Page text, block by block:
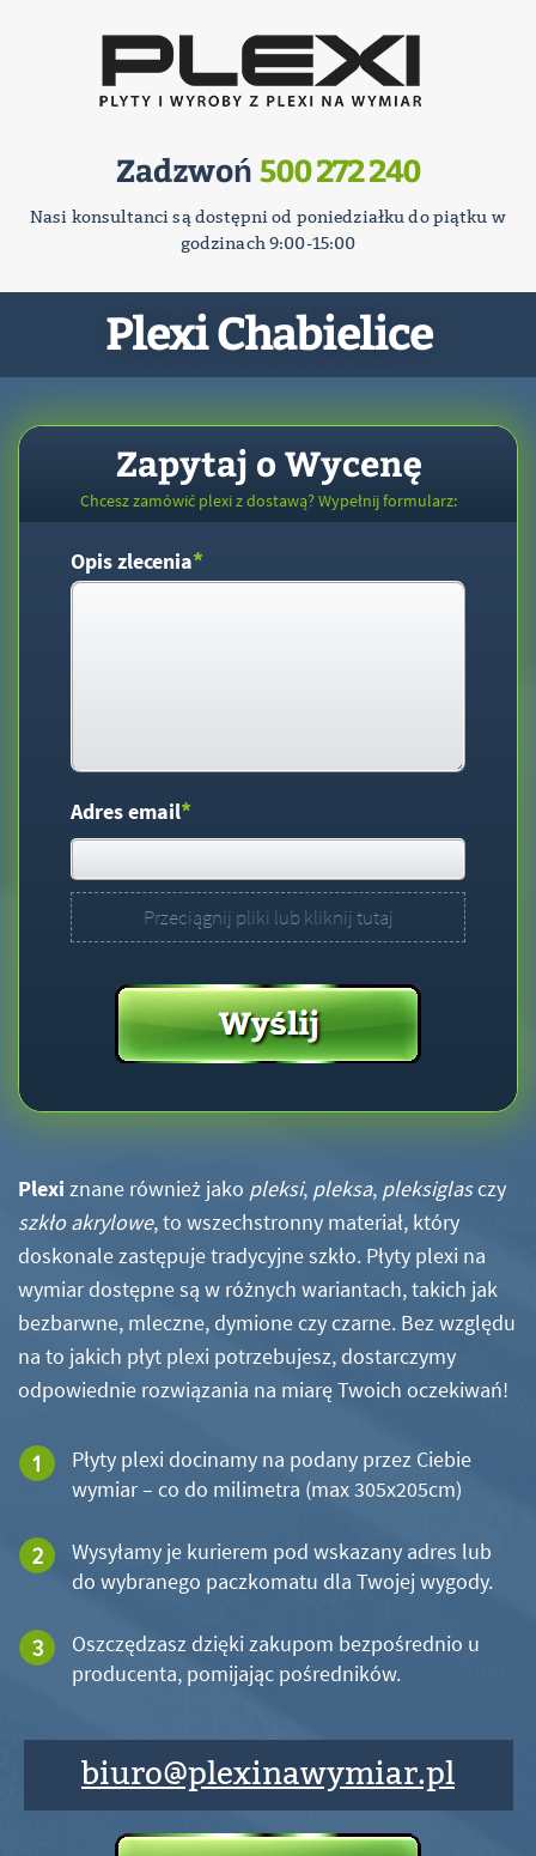
Zadzwoń 500 272 240
Nasi konsultanci są dostępni od poniedziałku do piątku w
godzinach 9:00-15:00
Plexi Chabielice
Zapytaj o Wycenę
Chcesz zamówić plexi z dostawą? Wypełnij formularz:
Opis zlecenia*
Adres email*
Przeciągnij pliki lub kliknij tutaj
Plexi znane również jako pleksi, pleksa, pleksiglasczy
szkło akrylowe, to wszechstronny materiał, który
doskonale zastępuje tradycyjne szkło. Płyty plexi na
wymiar dostępne są w różnych wariantach, takich jak
bezbarwne, mleczne, dymione czy czarne. Bez względu
na to jakich płyt plexi potrzebujesz, dostarczymy
odpowiednie rozwiązania na miarę Twoich oczekiwań!
Płyty plexi docinamy na podany przez Ciebie
wymiar – co do milimetra (max 305x205cm)
Wysyłamy je kurierem pod wskazany adres lub
do wybranego paczkomatu dla Twojej wygody.
Oszczędzasz dzięki zakupom bezpośrednio u
producenta, pomijając pośredników.
biuro@plexinawymiar.pl